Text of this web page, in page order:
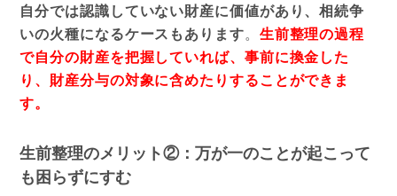
自分では認識していない財産に価値があり、相続争
いの火種になるケースもあります。 生前整理の過程
で自分の財産を把握していれば、事前に換金した
り、財産分与の対象に含めたりすることができま
す。
生前整理のメリット②：万が一のことが起こって
も困らずにすむ